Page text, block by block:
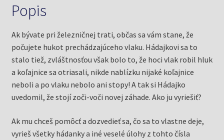
Popis
Ak bývate pri železničnej trati, občas sa vám stane, že
počujete hukot prechádzajúceho vlaku. Hádajkovi sa to
stalo tiež, zvláštnosťou však bolo to, že hoci vlak robil hluk
a koľajnice sa otriasali, nikde nablízku nijaké koľajnice
neboli a po vlaku nebolo ani stopy! A tak si Hádajko
uvedomil, že stojí zoči-voči novej záhade. Ako ju vyriešiť?
Ak mu chceš pomôcť a dozvedieť sa, čo sa to vlastne deje,
vyrieš všetky hádanky a iné veselé úlohy z tohto čísla